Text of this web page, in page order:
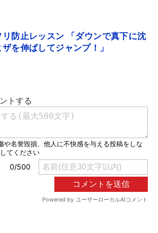
リ防止レッスン 「ダウンで真下に沈
を伸ばしてジャンプ！」